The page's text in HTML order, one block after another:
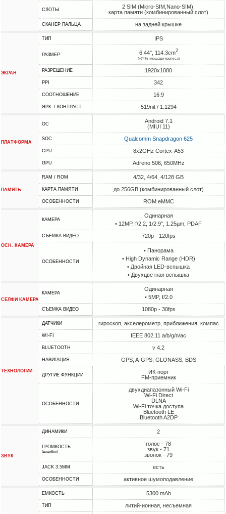
СЛОТЫ
2 SIM (Micro-SIM,Nano-SIM),
карта памяти (комбинированный слот)
СКАНЕР ПАЛЬЦА на задней крышке
ЭКРАН
ТИП IPS
РАЗМЕР 6.44", 114.3cm2
(~74% площади корпуса)
РАЗРЕШЕНИЕ 1920x1080
PPI 342
СООТНОШЕНИЕ 16:9
ЯРК. / КОНТРАСТ 519nit / 1:1294
ПЛАТФОРМА
ОС
Android 7.1
(MIUI 11)
SOC Qualcomm Snapdragon 625
CPU 8x2GHz Cortex-A53
GPU Adreno 506, 650MHz
ПАМЯТЬ
RAM / ROM 4/32, 4/64, 4/128 GB
КАРТА ПАМЯТИ до 256GB (комбинированный слот)
ОСОБЕННОСТИ ROM eMMC
ОСН. КАМЕРА
КАМЕРА
Одинарная
• 12MP, f/2.2, 1/2.9", 1.25µm, PDAF
СЪЕМКА ВИДЕО 720p - 120fps
ОСОБЕННОСТИ
• Панорама
• High Dynamic Range (HDR)
• Двойная LED-вспышка
• Двухцветная вспышка
СЕЛФИ КАМЕРА
КАМЕРА
Одинарная
• 5MP, f/2.0
СЪЕМКА ВИДЕО 1080p - 30fps
ТЕХНОЛОГИИ
ДАТЧИКИ гироскоп, акселерометр, приближения, компас
WI-FI IEEE 802.11 a/b/g/n/ac
BLUETOOTH v 4.2
НАВИГАЦИЯ GPS, A-GPS, GLONASS, BDS
ДРУГИЕ ФУНКЦИИ
ИК-порт
FM-приемник
ОСОБЕННОСТИ
двухдиапазонный Wi-Fi
Wi-Fi Direct
DLNA
Wi-Fi точка доступа
Bluetooth LE
Bluetooth A2DP
ЗВУК
ДИНАМИКИ 2
ГРОМКОСТЬ
(децибел)
голос - 78
звук - 71
звонок - 79
JACK 3.5MM есть
ОСОБЕННОСТИ активное шумоподавление
ЕМКОСТЬ 5300 mAh
ТИП литий-ионная, несъемная